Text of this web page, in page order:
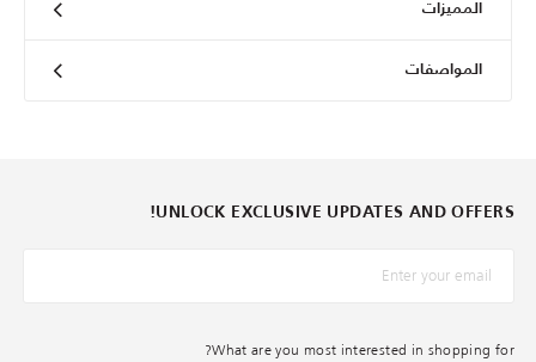
المميزات
المواصفات
UNLOCK EXCLUSIVE UPDATES AND OFFERS!
*البريد الإلكترونيّ
What are you most interested in shopping for?